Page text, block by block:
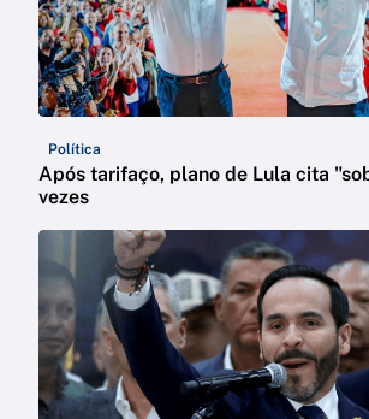
Política
Após tarifaço, plano de Lula cita
vezes